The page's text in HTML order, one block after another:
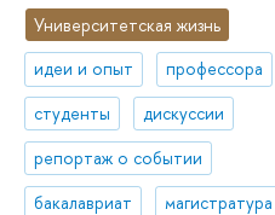
Университетская жизнь
идеи и опыт
профессора
студенты
дискуссии
репортаж о событии
бакалавриат
магистратура